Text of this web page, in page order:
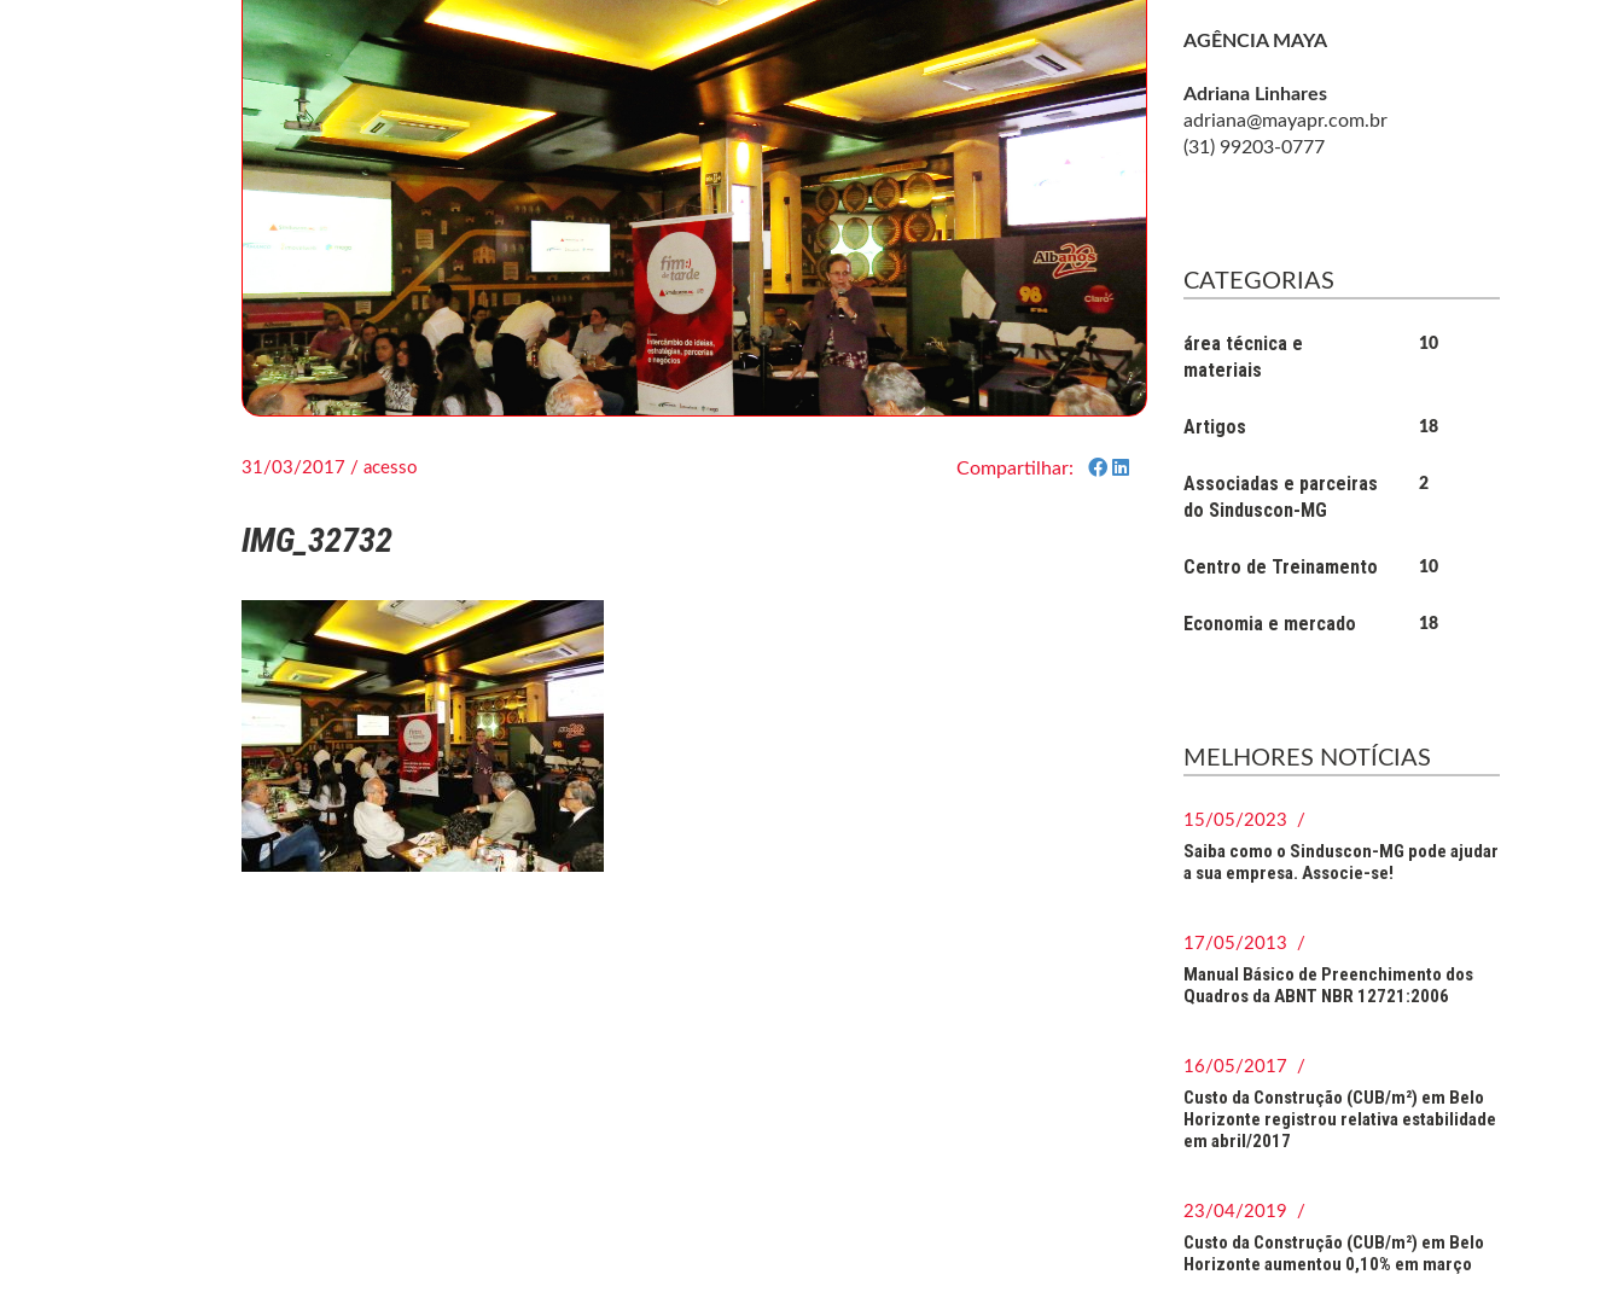
31/03/2017 / acesso Compartilhar:
IMG_32732
AGÊNCIA MAYA
Adriana Linhares
adriana@mayapr.com.br
(31) 99203-0777
CATEGORIAS
área técnica e
materiais
10
Artigos 18
Associadas e parceiras
do Sinduscon-MG
2
Centro de Treinamento 10
Economia e mercado 18
MELHORES NOTÍCIAS
15/05/2023 /
Saiba como o Sinduscon-MG pode ajudar
a sua empresa. Associe-se!
17/05/2013 /
Manual Básico de Preenchimento dos
Quadros da ABNT NBR 12721:2006
16/05/2017 /
Custo da Construção (CUB/m²) em Belo
Horizonte registrou relativa estabilidade
em abril/2017
23/04/2019 /
Custo da Construção (CUB/m²) em Belo
Horizonte aumentou 0,10% em março